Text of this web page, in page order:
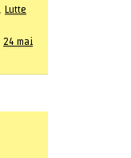
Lutte
24 mai